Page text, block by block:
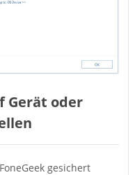
Gerät oder
gesichert